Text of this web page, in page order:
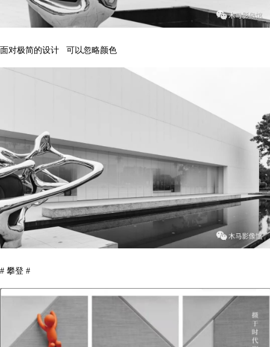
面对极简的设计 可以忽略颜色
# 攀登 #